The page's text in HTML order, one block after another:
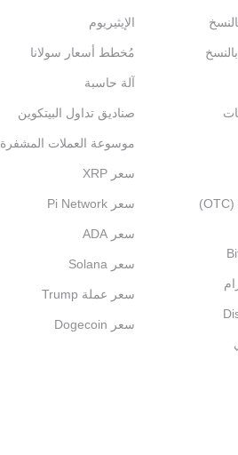
التداول خارج المنصة (OTC)
الإيثيريوم
مُخطط أسعار سولانا
آلة حاسبة
صناديق تداول البيتكوين
موسوعة العملات المشفرة
سعر XRP
سعر Pi Network
سعر ADA
سعر Solana
سعر عملة Trump
سعر Dogecoin